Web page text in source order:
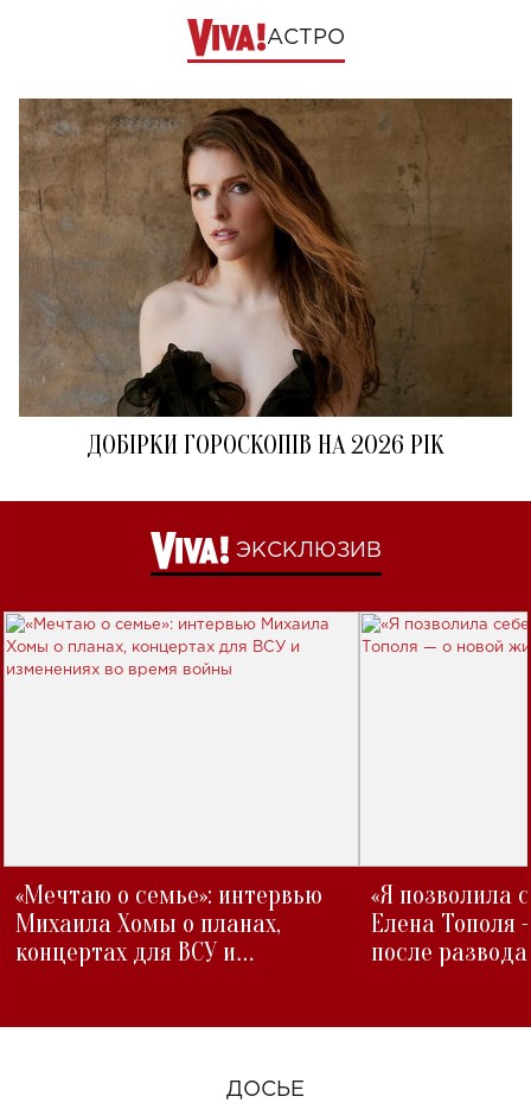
АСТРО
ДОБІРКИ ГОРОСКОПІВ НА 2026 РІК
ЭКСКЛЮЗИВ
«Мечтаю о семье»: интервью
Михаила Хомы о планах,
концертах для ВСУ и
«Я позволила
Елена Тополя
после развода
ДОСЬЕ